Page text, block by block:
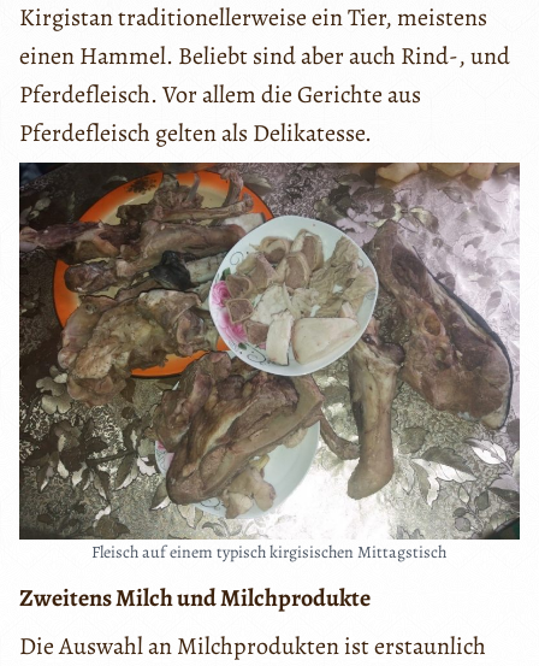
Kirgistan traditionellerweise ein Tier, meistens
einen Hammel. Beliebt sind aber auch Rind-, und
Pferdefleisch. Vor allem die Gerichte aus
Pferdefleisch gelten als Delikatesse.
Fleisch auf einem typisch kirgisischen Mittagstisch
Zweitens Milch und Milchprodukte
Die Auswahl an Milchprodukten ist erstaunlich